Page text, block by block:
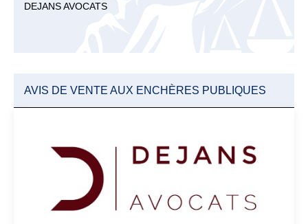
DEJANS AVOCATS
AVIS DE VENTE AUX ENCHÈRES PUBLIQUES